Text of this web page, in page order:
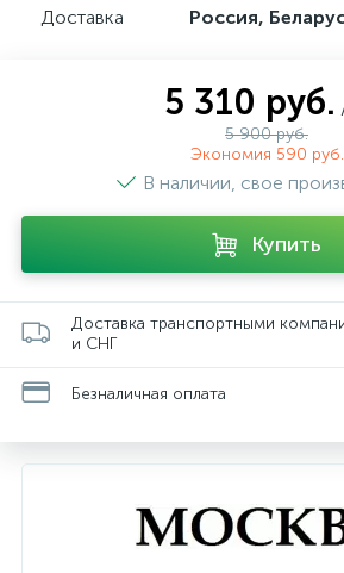
Доставка Россия,
5 310 руб.
5 900 руб.
Экономия 590 руб.
В наличии, свое
Купить
Доставка транспортными
и СНГ
Безналичная оплата